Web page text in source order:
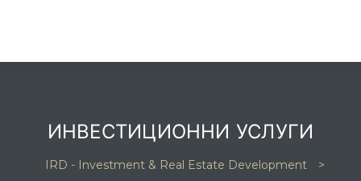
ИНВЕСТИЦИОННИ УСЛУГИ
IRD - Investment & Real Estate Development
>